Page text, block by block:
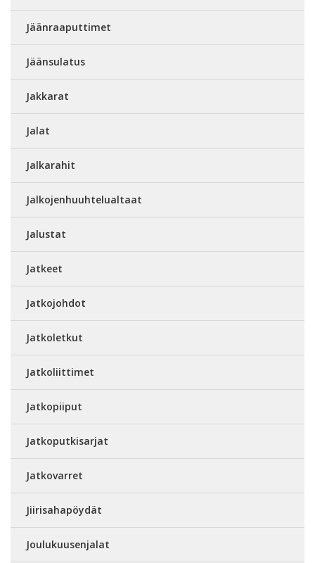
Jäänraaputtimet
Jäänsulatus
Jakkarat
Jalat
Jalkarahit
Jalkojenhuuhtelualtaat
Jalustat
Jatkeet
Jatkojohdot
Jatkoletkut
Jatkoliittimet
Jatkopiiput
Jatkoputkisarjat
Jatkovarret
Jiirisahapöydät
Joulukuusenjalat